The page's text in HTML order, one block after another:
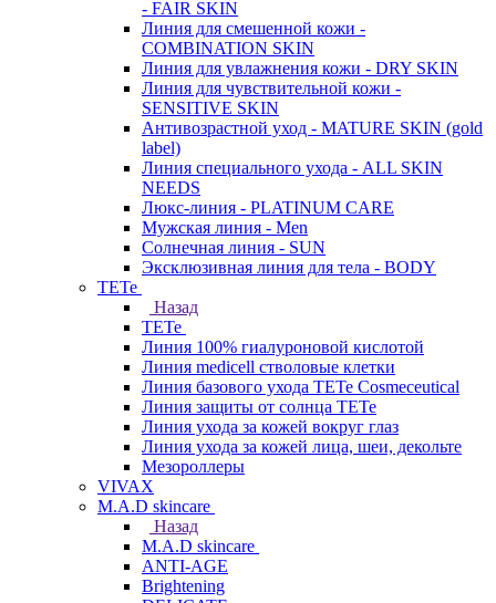
- FAIR SKIN
Линия для смешенной кожи -
COMBINATION SKIN
Линия для увлажнения кожи - DRY SKIN
Линия для чувствительной кожи -
SENSITIVE SKIN
Антивозрастной уход - MATURE SKIN (gold
label)
Линия специального ухода - ALL SKIN
NEEDS
Люкс-линия - PLATINUM CARE
Мужская линия - Men
Солнечная линия - SUN
Эксклюзивная линия для тела - BODY
TETe
Назад
TETe
Линия 100% гиалуроновой кислотой
Линия medicell стволовые клетки
Линия базового ухода TETe Cosmeceutical
Линия защиты от солнца TETe
Линия ухода за кожей вокруг глаз
Линия ухода за кожей лица, шеи, декольте
Мезороллеры
VIVAX
M.A.D skincare
Назад
M.A.D skincare
ANTI-AGE
Brightening